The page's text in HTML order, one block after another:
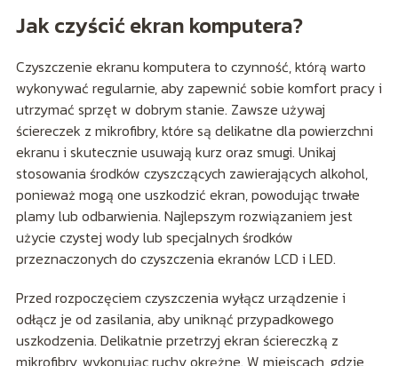
Jak czyścić ekran komputera?
Czyszczenie ekranu komputera to czynność, którą warto
wykonywać regularnie, aby zapewnić sobie komfort pracy i
utrzymać sprzęt w dobrym stanie. Zawsze używaj
ściereczek z mikrofibry, które są delikatne dla powierzchni
ekranu i skutecznie usuwają kurz oraz smugi. Unikaj
stosowania środków czyszczących zawierających alkohol,
ponieważ mogą one uszkodzić ekran, powodując trwałe
plamy lub odbarwienia. Najlepszym rozwiązaniem jest
użycie czystej wody lub specjalnych środków
przeznaczonych do czyszczenia ekranów LCD i LED.
Przed rozpoczęciem czyszczenia wyłącz urządzenie i
odłącz je od zasilania, aby uniknąć przypadkowego
uszkodzenia. Delikatnie przetrzyj ekran ściereczką z